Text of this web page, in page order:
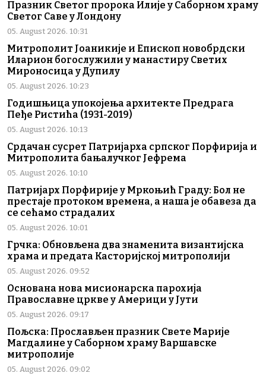
Празник Светог пророка Илије у Саборном храму
Светог Саве у Лондону
05. August 2026. 10:31
Митрополит Јоаникије и Епископ новобрдски
Иларион богослужили у манастиру Светих
Мироносица у Дупилу
05. August 2026. 10:23
Годишњица упокојења архитекте Предрага
Пеђе Ристића (1931-2019)
05. August 2026. 10:13
Срдачан сусрет Патријарха српског Порфирија и
Митрополита бањалучког Јефрема
05. August 2026. 10:10
Патријарх Порфирије у Мркоњић Граду: Бол не
престаје протоком времена, а наша је обавеза да
се сећамо страдалих
05. August 2026. 10:01
Грчка: Обновљена два знаменита византијска
храма и предата Касторијској митрополији
05. August 2026. 09:52
Основана нова мисионарска парохија
Православне цркве у Америци у Јути
05. August 2026. 09:17
Пољска: Прослављен празник Свете Марије
Магдалине у Саборном храму Варшавске
митрополије
05. August 2026. 09:02